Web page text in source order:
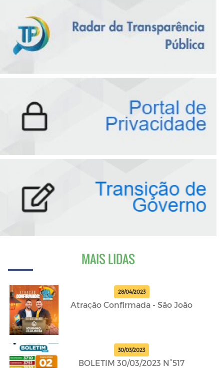
MAIS LIDAS
28/04/2023
Atração Confirmada - São João
30/03/2023
BOLETIM 30/03/2023 N°517